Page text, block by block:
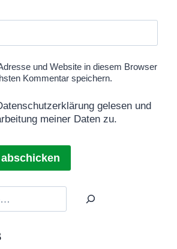
und Website in diesem Browser
Kommentar speichern.
gelesen und
meiner Daten zu.